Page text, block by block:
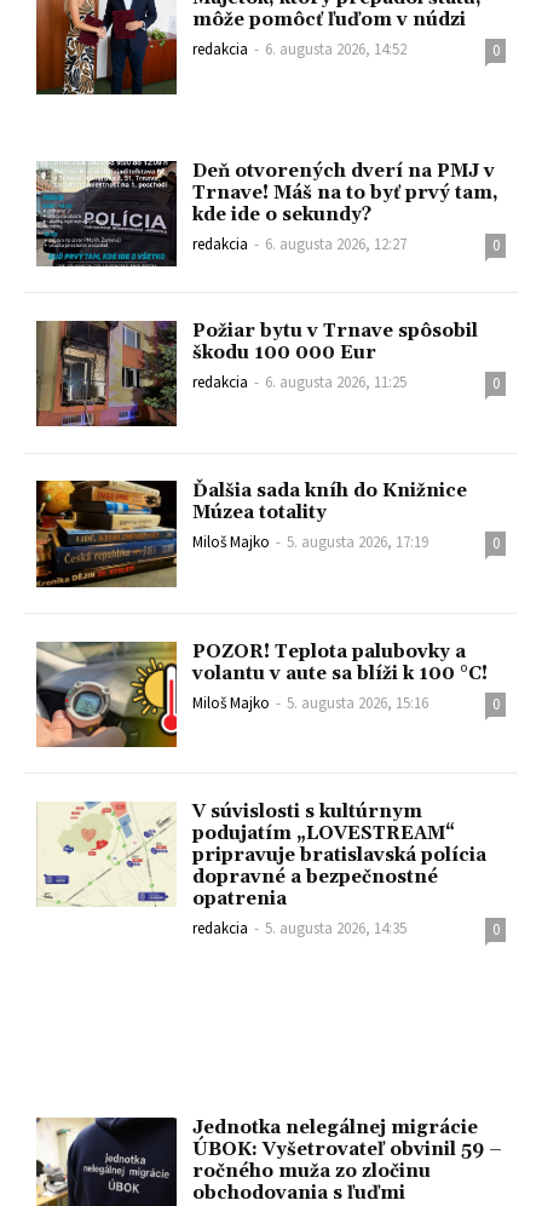
môže pomôcť ľuďom v núdzi
redakcia - 6. augusta 2026, 14:52 0
Deň otvorených dverí na PMJ v
Trnave! Máš na to byť prvý tam,
kde ide o sekundy?
redakcia - 6. augusta 2026, 12:27 0
Požiar bytu v Trnave spôsobil
škodu 100 000 Eur
redakcia - 6. augusta 2026, 11:25 0
Ďalšia sada kníh do Knižnice
Múzea totality
Miloš Majko - 5. augusta 2026, 17:19 0
POZOR! Teplota palubovky a
volantu v aute sa blíži k 100 °C!
Miloš Majko - 5. augusta 2026, 15:16 0
V súvislosti s kultúrnym
podujatím „LOVESTREAM“
pripravuje bratislavská polícia
dopravné a bezpečnostné
opatrenia
redakcia - 5. augusta 2026, 14:35 0
Jednotka nelegálnej migrácie
ÚBOK: Vyšetrovateľ obvinil 59 –
ročného muža zo zločinu
obchodovania s ľuďmi